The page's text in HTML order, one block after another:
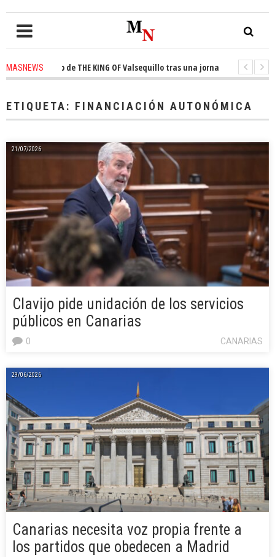
MASNEWS
de THE KING OF Valsequillo tras una jornada de baloncesto
ETIQUETA: FINANCIACIÓN AUTONÓMICA
21/07/2026
Clavijo pide unidación de los servicios
públicos en Canarias
CANARIAS
0
29/06/2026
Canarias necesita voz propia frente a
los partidos que obedecen a Madrid